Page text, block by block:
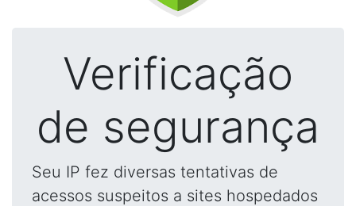
Verificação
de segurança
Seu IP fez diversas tentativas de
acessos suspeitos a sites hospedados